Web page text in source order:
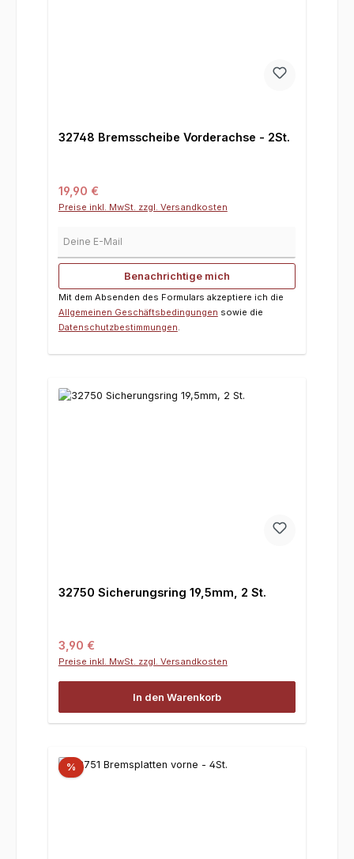
32748 Bremsscheibe Vorderachse - 2St.
Regulärer Preis:
19,90 €
Preise inkl. MwSt. zzgl. Versandkosten
Benachrichtige mich
Mit dem Absenden des Formulars akzeptiere ich die
Allgemeinen Geschäftsbedingungen sowie die
Datenschutzbestimmungen.
32750 Sicherungsring 19,5mm, 2 St.
Regulärer Preis:
3,90 €
Preise inkl. MwSt. zzgl. Versandkosten
In den Warenkorb
%